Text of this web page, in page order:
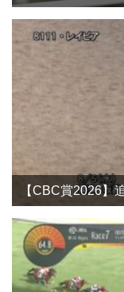
【CBC賞2026】